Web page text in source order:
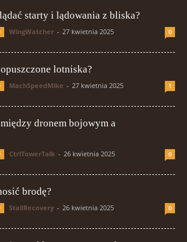
starty i lądowania z bliska?
WingWatcher - 27 kwietnia 2025 0
lotniska?
MachSpeedMike - 27 kwietnia 2025 1
dronem bojowym a
CtrlTowerTalk - 26 kwietnia 2025 0
brodę?
StallRecovery - 26 kwietnia 2025 0